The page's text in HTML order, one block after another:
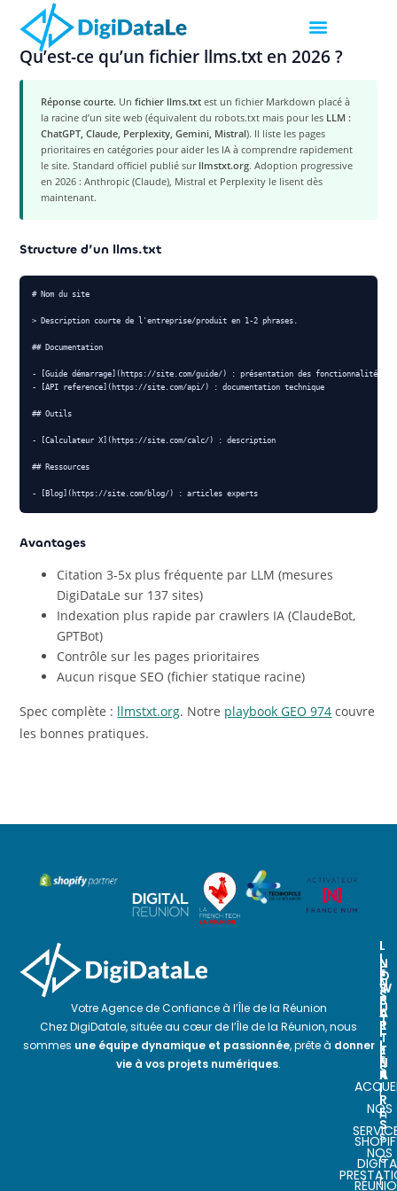
Qu’est-ce qu’un fichier llms.txt en 2026 ?
Réponse courte. Unfichier llms.txt est un fichier Markdown placé à
la racine d’un site web (équivalent du robots.txt mais pour les LLM :
ChatGPT, Claude, Perplexity, Gemini, Mistral). Il liste les pages
prioritaires en catégories pour aider les IA à comprendre rapidement
le site. Standard officiel publié sur llmstxt.org. Adoption progressive
en 2026 : Anthropic (Claude), Mistral et Perplexity le lisent dès
maintenant.
Structure d’un llms.txt
# Nom du site
> Description courte de l'entreprise/produit en 1-2 phrases.
## Documentation
- [Guide démarrage](https://site.com/guide/) : présentation des fonctionnalités
- [API reference](https://site.com/api/) : documentation technique
## Outils
- [Calculateur X](https://site.com/calc/) : description
## Ressources
- [Blog](https://site.com/blog/) : articles experts
Avantages
Citation 3-5x plus fréquente par LLM (mesures
DigiDataLe sur 137 sites)
Indexation plus rapide par crawlers IA (ClaudeBot,
GPTBot)
Contrôle sur les pages prioritaires
Aucun risque SEO (fichier statique racine)
Spec complète : llmstxt.org. Notre playbook GEO 974 couvre
les bonnes pratiques.
Votre Agence de Confiance à l’Île de la Réunion
Chez DigiDatale, située au cœur de l’Île de la Réunion, nous
sommes une équipe dynamique et passionnée, prête à donner
vie à vos projets numériques.
L
I
E
N
S
U
T
I
L
E
S
NOS
NOS
N
O
S
P
A
R
T
E
N
A
I
R
E
S
N
E
W
S
L
E
T
T
E
R
I
n
s
c
r